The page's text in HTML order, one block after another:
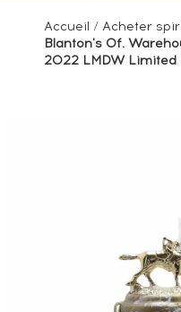
Accueil / Acheter
Blanton's Of.
2022 LMDW Limited